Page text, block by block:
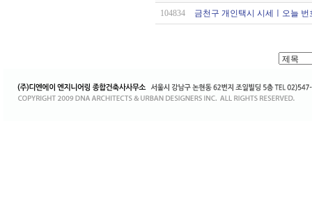
104834 금천구 개인택시 시세ㅣ오늘